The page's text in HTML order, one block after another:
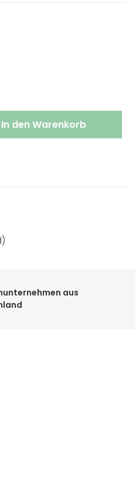
In den Warenkorb
aus